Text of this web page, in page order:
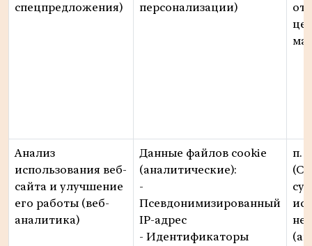
спецпредложения)
персонализации)
Анализ
использования веб-
сайта и улучшение
его работы (веб-
аналитика)
Данные файлов cookie
(аналитические):
-
Псевдонимизированный
IP-адрес
- Идентификаторы
п.